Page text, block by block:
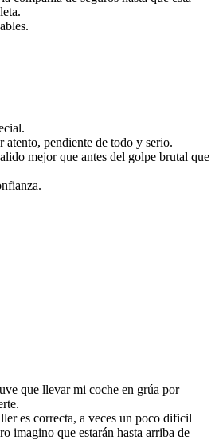
atento, pendiente de todo y serio.
mejor que antes del golpe brutal que
que llevar mi coche en grúa por
es correcta, a veces un poco dificil
imagino que estarán hasta arriba de